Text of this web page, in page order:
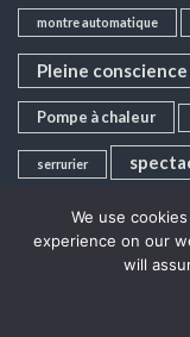
montre automatique
Pleine conscience
Pompe à chaleur
serrurier
Stratégie
transformation
We use
experience on our
will